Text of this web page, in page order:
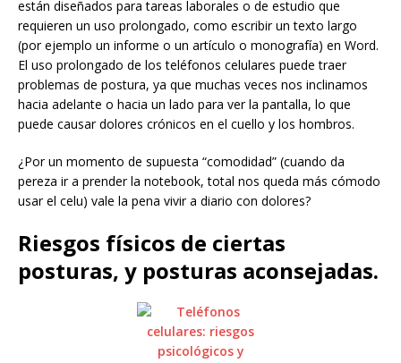
están diseñados para tareas laborales o de estudio que
requieren un uso prolongado, como escribir un texto largo
(por ejemplo un informe o un artículo o monografía) en Word.
El uso prolongado de los teléfonos celulares puede traer
problemas de postura, ya que muchas veces nos inclinamos
hacia adelante o hacia un lado para ver la pantalla, lo que
puede causar dolores crónicos en el cuello y los hombros.
¿Por un momento de supuesta “comodidad” (cuando da
pereza ir a prender la notebook, total nos queda más cómodo
usar el celu) vale la pena vivir a diario con dolores?
Riesgos físicos de ciertas
posturas, y posturas aconsejadas.